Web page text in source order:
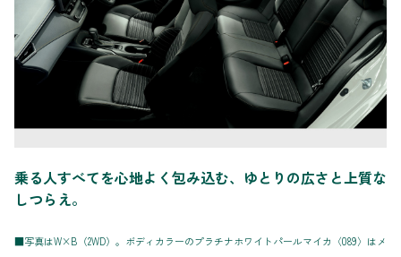
乗る人すべてを心地よく包み込む、ゆとりの広さと上質な
しつらえ。
■写真はW×B（2WD）。ボディカラーのプラチナホワイトパールマイカ〈089〉はメ